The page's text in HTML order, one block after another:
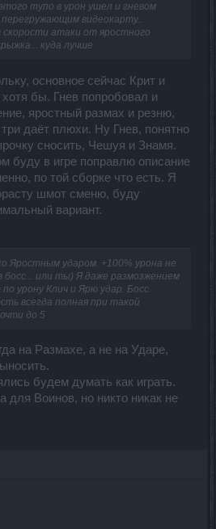
тупо в урон ушел и гневом
видеокарту..
атаки от яростного
куда лучше
основное сейчас Крит и
хотя бы. Гнев попробовал и
яростный размах и резню,
даёт плюхи. Ну Гнев, понятно
сносить, Чешуя и Знамя.
буду в игре поправлю описание
по той сборке что есть. Я
шмот сменю, буду
вариант.
Яростным ударом. +100% урона не
босс... или ты) Я даже размозжением
урону Клич и Ярю удар. Босс
всегда полная при такой
до 5
на Размахе, а не на Ударе,
будем думать как играть.
для Воинов, но никто никак не